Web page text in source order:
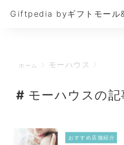
Giftpedia byギフトモール
ホーム モーハウス
モーハウスの
おすすめ店舗紹介